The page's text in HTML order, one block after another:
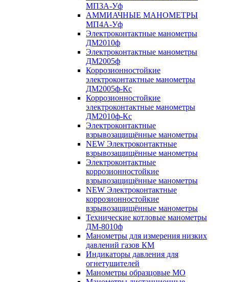
МП3А-Уф
АММИАЧНЫЕ МАНОМЕТРЫ
МП4А-Уф
Электроконтактные манометры
ДМ2010ф
Электроконтактные манометры
ДМ2005ф
Коррозионностойкие
электроконтактные манометры
ДМ2005ф-Кс
Коррозионностойкие
электроконтактные манометры
ДМ2010ф-Кс
Электроконтактные
взрывозащищённые манометры
NEW Электроконтактные
взрывозащищённые манометры
Электроконтактные
коррозионностойкие
взрывозащищённые манометры
NEW Электроконтактные
коррозионностойкие
взрывозащищённые манометры
Технические котловые манометры
ДМ-8010ф
Манометры для измерения низких
давлений газов КМ
Индикаторы давления для
огнетушителей
Манометры образцовые МО